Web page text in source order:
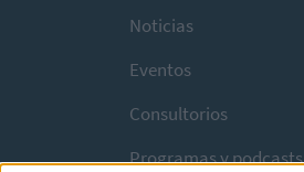
Noticias
Eventos
Consultorios
Programas y podcasts